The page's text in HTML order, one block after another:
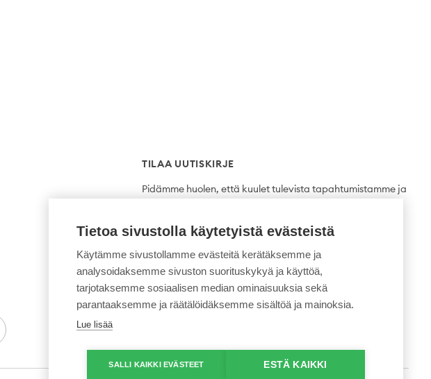
TILAA UUTISKIRJE
Pidämme huolen, että kuulet tulevista tapahtumistamme ja
uutuuksista ensimmäisten joukossa.
Tilaa
Tietoa sivustolla käytetyistä evästeistä
Käytämme sivustollamme evästeitä kerätäksemme ja
analysoidaksemme sivuston suorituskykyä ja käyttöä,
tarjotaksemme sosiaalisen median ominaisuuksia sekä
parantaaksemme ja räätälöidäksemme sisältöä ja mainoksia.
Lue lisää
SALLI KAIKKI EVÄSTEET ESTÄ KAIKKI